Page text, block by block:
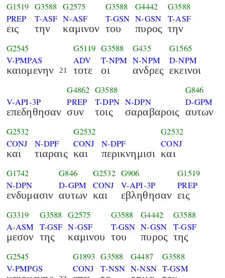
G1519
PREP
εις
G3588
T-ASF
την
G2575
N-ASF
καμινον
G3588
T-GSN
του
G4442
N-GSN
πυρος
G3588
T-ASF
την
G2545
V-PMPAS
καιομενην 21
G5119
ADV
τοτε
G3588
T-NPM
οι
G435
N-NPM
ανδρες
G1565
D-NPM
εκεινοι
V-API-3P
επεδηθησαν
G4862
PREP
συν
G3588
T-DPN
τοις
N-DPN
σαραβαροις
G846
D-GPM
αυτων
G2532
CONJ
και
N-DPF
τιαραις
G2532
CONJ
και
N-DPF
περικνημισι
G2532
CONJ
και
G1742
N-DPN
ενδυμασιν
G846
D-GPM
αυτων
G2532
CONJ
και
G906
V-API-3P
εβληθησαν
G1519
PREP
εις
G3319
A-ASM
μεσον
G3588
T-GSF
της
G2575
N-GSF
καμινου
G3588
T-GSN
του
G4442
N-GSN
πυρος
G3588
T-GSF
της
G2545
V-PMPGS
G1893
CONJ
G3588
T-NSN
G4487
N-NSN
G3588
T-GSM